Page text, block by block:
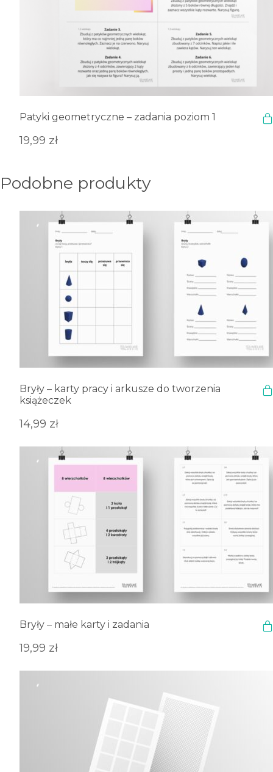
Patyki geometryczne – zadania poziom 1
19,99 zł
Podobne produkty
Bryły – karty pracy i arkusze do tworzenia
książeczek
14,99 zł
Bryły – małe karty i zadania
19,99 zł